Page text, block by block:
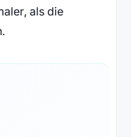
als die